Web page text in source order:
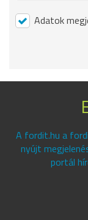
Adatok
A fordit.hu a
nyújt
portál